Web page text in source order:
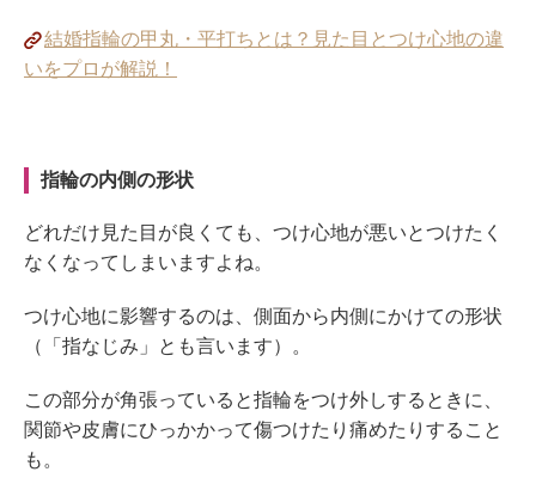
結婚指輪の甲丸・平打ちとは？見た目とつけ心地の違
いをプロが解説！
指輪の内側の形状
どれだけ見た目が良くても、つけ心地が悪いとつけたく
なくなってしまいますよね。
つけ心地に影響するのは、側面から内側にかけての形状
（「指なじみ」とも言います）。
この部分が角張っていると指輪をつけ外しするときに、
関節や皮膚にひっかかって傷つけたり痛めたりすること
も。